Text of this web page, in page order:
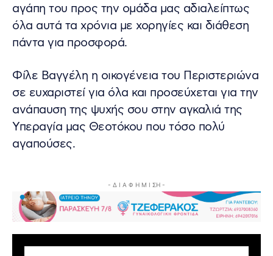
αγάπη του προς την ομάδα μας αδιαλείπτως
όλα αυτά τα χρόνια με χορηγίες και διάθεση
πάντα για προσφορά.
Φίλε Βαγγέλη η οικογένεια του Περιστεριώνα
σε ευχαριστεί για όλα και προσεύχεται για την
ανάπαυση της ψυχής σου στην αγκαλιά της
Υπεραγία μας Θεοτόκου που τόσο πολύ
αγαπούσες.
- Δ Ι Α Φ Η Μ Ι ΣΗ -